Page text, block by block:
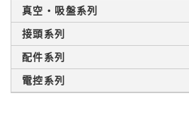
真空‧吸盤系列
接頭系列
配件系列
電控系列